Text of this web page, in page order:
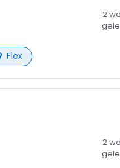
Flex
2
2